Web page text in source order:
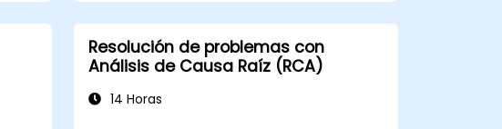
Resolución de problemas con
Análisis de Causa Raíz (RCA)
14 Horas